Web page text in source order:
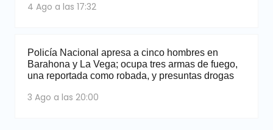
4 Ago a las 17:32
Policía Nacional apresa a cinco hombres en
Barahona y La Vega; ocupa tres armas de fuego,
una reportada como robada, y presuntas drogas
3 Ago a las 20:00